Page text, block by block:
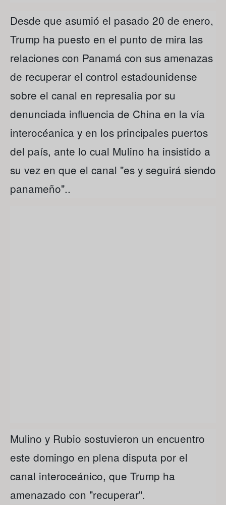
Desde que asumió el pasado 20 de enero,
Trump ha puesto en el punto de mira las
relaciones con Panamá con sus amenazas
de recuperar el control estadounidense
sobre el canal en represalia por su
denunciada influencia de China en la vía
interocéanica y en los principales puertos
del país, ante lo cual Mulino ha insistido a
su vez en que el canal "es y seguirá siendo
panameño"..
Mulino y Rubio sostuvieron un encuentro
este domingo en plena disputa por el
canal interoceánico, que Trump ha
amenazado con "recuperar".